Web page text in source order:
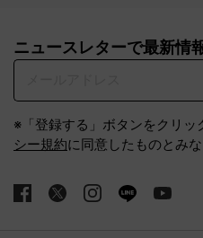
ニュースレターで最新情
※「登録する」ボタンをクリッ
シー規約に同意したものとみな